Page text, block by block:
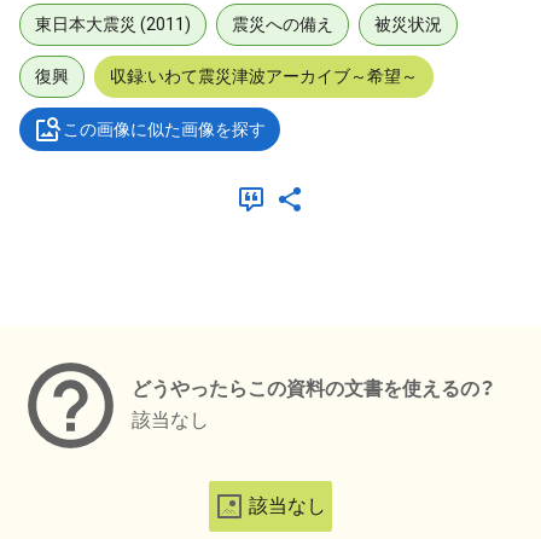
東日本大震災 (2011) 震災への備え 被災状況
復興 収録:いわて震災津波アーカイブ～希望～
この画像に似た画像を探す
どうやったらこの資料の文書を使えるの？
該当なし
該当なし